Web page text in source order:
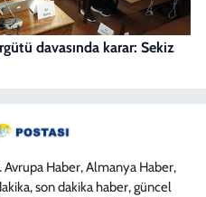
davasında karar: Sekiz
Haber, Almanya Haber,
son dakika haber, güncel